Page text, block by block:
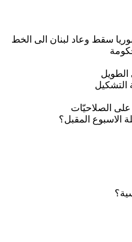
الطويل
التشكيل
الصلاحيّات
الاسبوع المقبل؟